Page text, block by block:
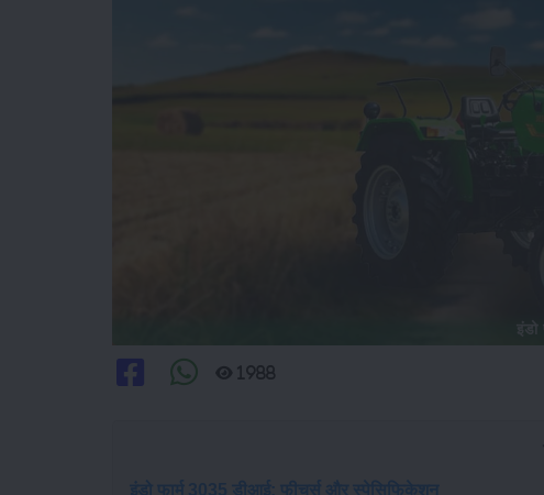
1988
इंडो फार्म 3035 डीआई: फीचर्स और स्पेसिफिकेशन